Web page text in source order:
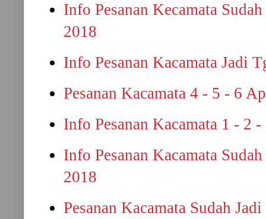
Info Pesanan Kecamata
2018
Info Pesanan Kacamata Jadi
Pesanan Kacamata 4 - 5 - 6
Info Pesanan Kacamata 1 - 2
Info Pesanan Kacamata
2018
Pesanan Kacamata Sudah